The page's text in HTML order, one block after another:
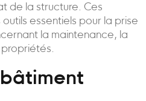
de la structure. Ces
essentiels pour la prise
la maintenance, la